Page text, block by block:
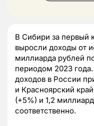
В Сибири за первый
выросли доходы от
миллиарда рублей
периодом 2023
доходов в России
и Красноярский
(+5%) и 1,2
соответственно.